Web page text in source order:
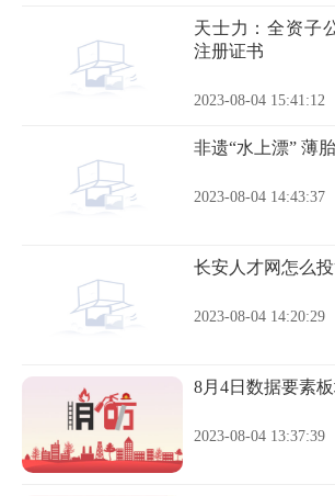
天士力：全资子
注册证书
2023-08-04 15:41:12
非遗“水上漂” 薄
2023-08-04 14:43:37
长安人才网怎么
2023-08-04 14:20:29
8月4日数据要素
2023-08-04 13:37:39